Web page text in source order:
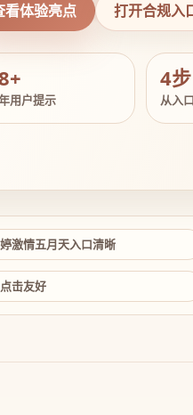
看体验亮点 打开合规入
用户提示
4步
从入
激情五月天入口清晰
击友好